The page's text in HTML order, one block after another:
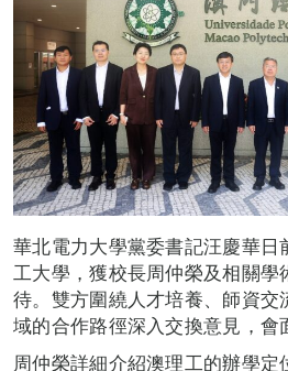
華北電力大學黨委書記汪慶華日
工大學，獲校長周仲榮及相關學
待。雙方圍繞人才培養、師資
域的合作路徑深入交換意見，會
周仲榮詳細介紹澳理工的辦學